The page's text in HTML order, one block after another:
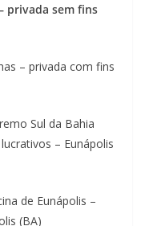
privada sem fins
– privada com fins
Sul da Bahia
– Eunápolis
de Eunápolis –
(BA)